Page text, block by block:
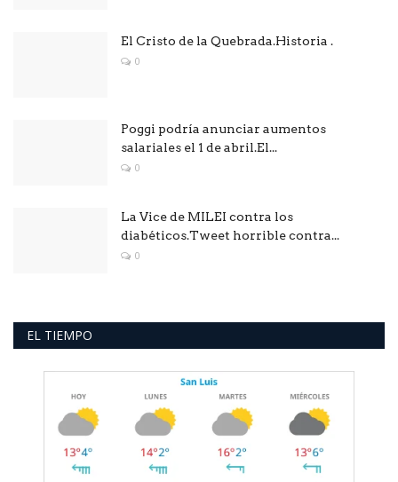
El Cristo de la Quebrada.Historia .
0
Poggi podría anunciar aumentos
salariales el 1 de abril.El...
0
La Vice de MILEI contra los
diabéticos.Tweet horrible contra...
0
EL TIEMPO